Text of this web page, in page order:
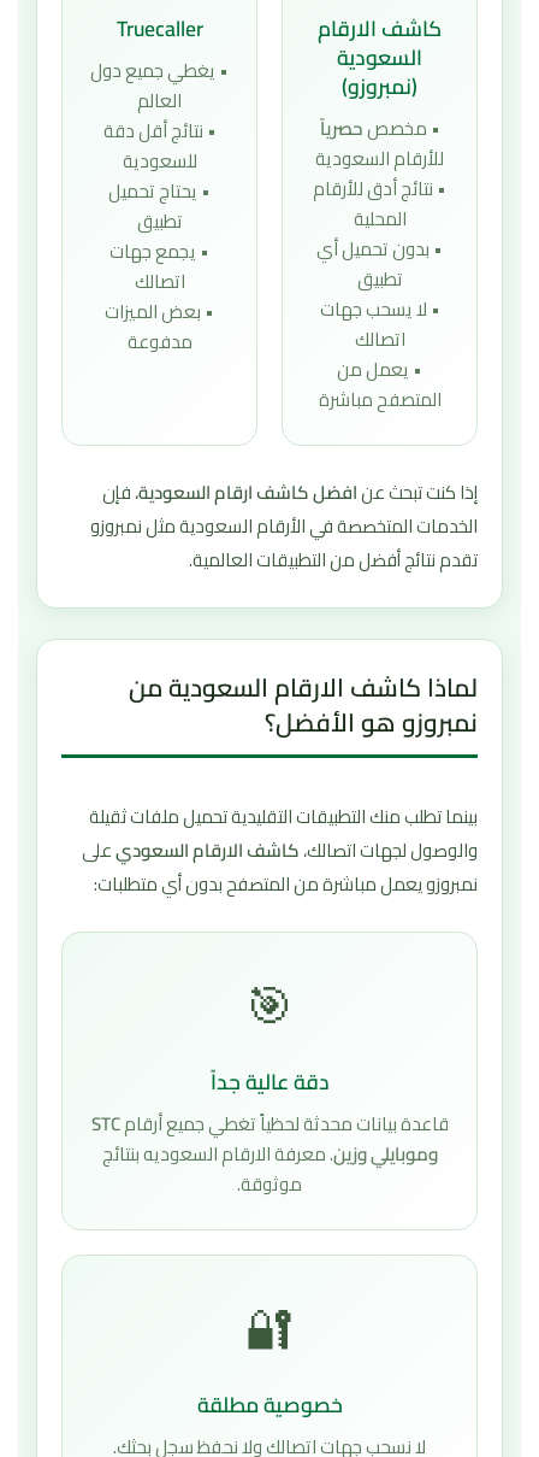
كاشف الارقام
السعودية
(نمبروزو)
• مخصصحصرياً
للأرقام السعودية
• نتائج أدق للأرقام
المحلية
• بدون تحميل أي
تطبيق
• لا يسحب جهات
اتصالك
• يعمل من
المتصفح مباشرة
Truecaller
• يغطي جميع دول
العالم
• نتائج أقل دقة
للسعودية
• يحتاج تحميل
تطبيق
• يجمع جهات
اتصالك
• بعض الميزات
مدفوعة
إذا كنت تبحث عنافضل كاشف ارقام السعودية، فإن
الخدمات المتخصصة في الأرقام السعودية مثل نمبروزو
تقدم نتائج أفضل من التطبيقات العالمية.
لماذا كاشف الارقام السعودية من
نمبروزو هو الأفضل؟
بينما تطلب منك التطبيقات التقليدية تحميل ملفات ثقيلة
والوصول لجهات اتصالك،كاشف الارقام السعوديعلى
نمبروزو يعمل مباشرة من المتصفح بدون أي متطلبات:
🎯
دقة عالية جداً
قاعدة بيانات محدثة لحظياً تغطي جميع أرقامSTC
وموبايلي وزين. معرفة الارقام السعوديه بنتائج
موثوقة.
🔐
خصوصية مطلقة
لا نسحب جهات اتصالك ولا نحفظ سجل بحثك.